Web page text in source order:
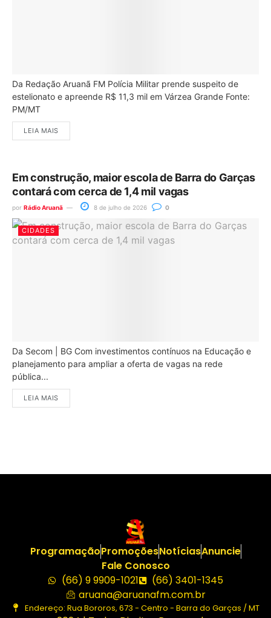
Da Redação Aruanã FM Polícia Militar prende suspeito de
estelionato e apreende R$ 11,3 mil em Várzea Grande Fonte:
PM/MT
LEIA MAIS
Em construção, maior escola de Barra do Garças
contará com cerca de 1,4 mil vagas
por Rádio Aruanã 8 de julho de 2026 0
CIDADES
Da Secom | BG Com investimentos contínuos na Educação e
planejamento para ampliar a oferta de vagas na rede
pública...
LEIA MAIS
ProgramaçãoPromoçõesNotíciasAnuncie
Fale Conosco
(66) 9 9909-1021
(66) 3401-1345
aruana@aruanafm.com.br
Endereço: Rua Bororos, 673 - Centro - Barra do Garças / MT